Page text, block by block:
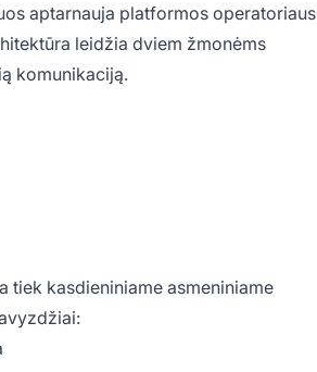
aptarnauja platformos operatoriaus
leidžia dviem žmonėms
komunikaciją.
tiek kasdieniniame asmeniniame